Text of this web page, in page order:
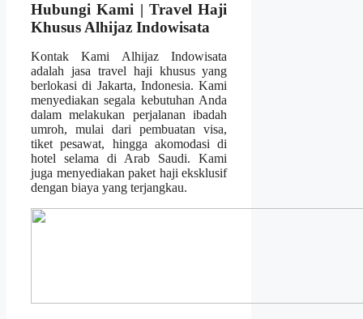
Hubungi Kami | Travel Haji
Khusus Alhijaz Indowisata
Kontak Kami Alhijaz Indowisata
adalah jasa travel haji khusus yang
berlokasi di Jakarta, Indonesia. Kami
menyediakan segala kebutuhan Anda
dalam melakukan perjalanan ibadah
umroh, mulai dari pembuatan visa,
tiket pesawat, hingga akomodasi di
hotel selama di Arab Saudi. Kami
juga menyediakan paket haji eksklusif
dengan biaya yang terjangkau.